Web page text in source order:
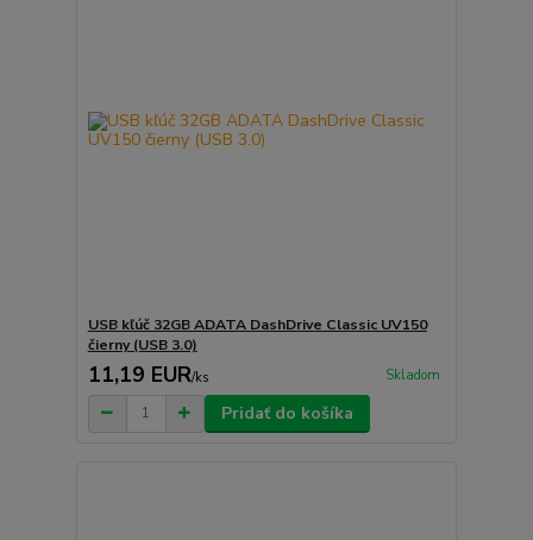
USB kľúč 32GB ADATA DashDrive Classic UV150
čierny (USB 3.0)
11,19 EUR/ks Skladom
Pridať do košíka